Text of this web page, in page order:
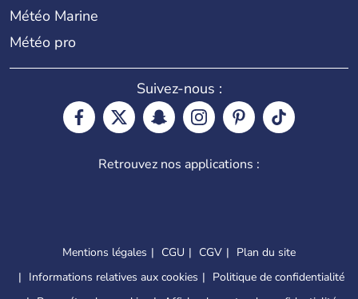
Météo Marine
Météo pro
Suivez-nous :
Retrouvez nos applications :
Mentions légales CGU CGV
Plan du site
Informations relatives aux cookies
Politique de confidentialité